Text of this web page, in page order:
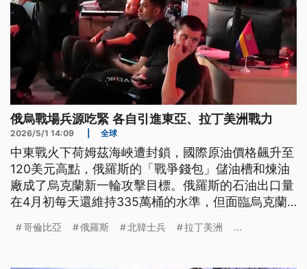
俄烏戰場兵源吃緊 各自引進東亞、拉丁美洲戰力
2026/5/1 14:09 全球
中東戰火下荷姆茲海峽遭封鎖，國際原油價格飆升至
120美元高點，俄羅斯的「戰爭錢包」儲油槽和煉油
廠成了烏克蘭新一輪攻擊目標。俄羅斯的石油出口量
在4月初每天還維持335萬桶的水準，但面臨烏克蘭
右。另一方面，俄烏雙方在本土兵源吃緊的情況下，
哥倫比亞 俄羅斯 北韓士兵 拉丁美洲 ...